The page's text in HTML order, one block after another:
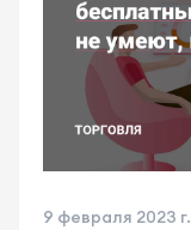
9 февраля 2023 г.